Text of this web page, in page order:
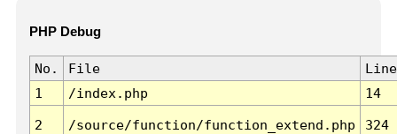
PHP Debug
No. File
Line
1
/index.php 14
2 /source/function/function_extend.php 324